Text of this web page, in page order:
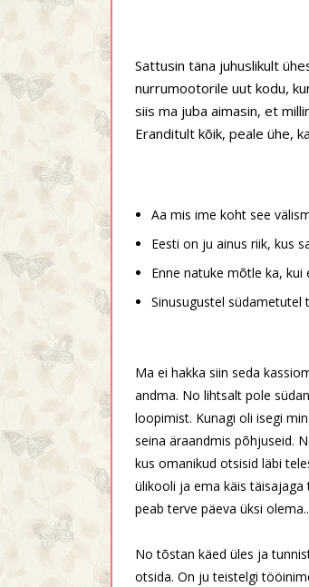
Sattusin täna juhuslikult
nurrumootorile uut kodu,
siis ma juba aimasin, et
Eranditult kõik, peale ühe,
Aa mis ime koht see
Eesti on ju ainus riik, kus
Enne natuke mõtle ka,
Sinusugustel südametutel
Ma ei hakka siin seda
andma. No lihtsalt pole
loopimist. Kunagi oli isegi
seina äraandmis põhjuseid.
kus omanikud otsisid läbi
ülikooli ja ema käis
peab terve päeva üksi
No tõstan käed üles ja
otsida. On ju teistelgi